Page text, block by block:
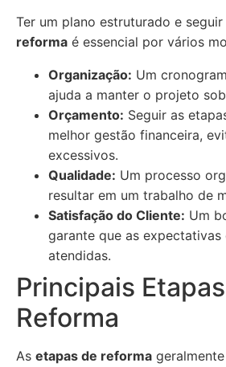
Ter um plano estruturado e seguir
reforma é essencial por vários
Organização: Um
ajuda a manter o projeto
Orçamento: Seguir as
melhor gestão financeira,
excessivos.
Qualidade: Um processo
resultar em um trabalho de
Satisfação do Cliente: Um
garante que as expectativas
atendidas.
Principais
Reforma
As etapas de reforma